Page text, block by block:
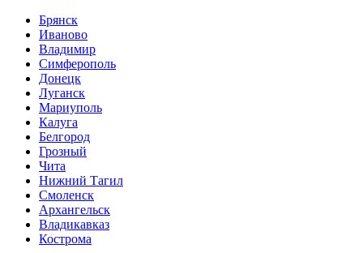
Брянск
Иваново
Владимир
Симферополь
Донецк
Луганск
Мариуполь
Калуга
Белгород
Грозный
Чита
Нижний Тагил
Смоленск
Архангельск
Владикавказ
Кострома